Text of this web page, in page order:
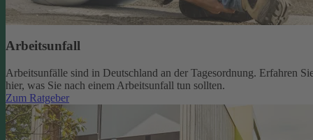
Arbeitsunfall
Arbeitsunfälle sind in Deutschland an der Tagesordnung. Erfahren
hier, was Sie nach einem Arbeitsunfall tun sollten.
Zum Ratgeber